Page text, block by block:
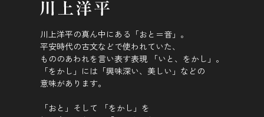
川上洋平の真ん中にある「おと＝音」。
平安時代の古文などで使われていた、
もののあわれを言い表す表現 「いと、をかし」。
「をかし」には「興味深い、美しい」などの
意味があります。
「おと」そして 「をかし」を